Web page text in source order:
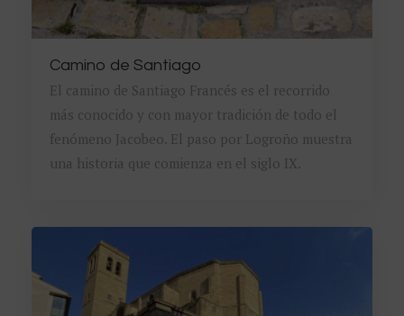
Camino de Santiago
El camino de Santiago Francés es el recorrido
más conocido y con mayor tradición de todo el
fenómeno Jacobeo. El paso por Logroño muestra
una historia que comienza en el siglo IX.